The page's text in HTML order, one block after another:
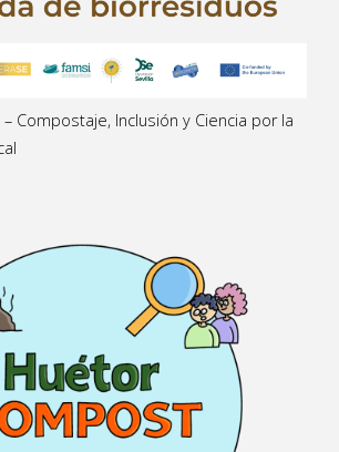
– Compostaje, Inclusión y Ciencia por la